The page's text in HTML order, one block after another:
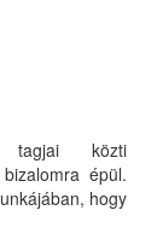
tagjai közti
épül.
hogy